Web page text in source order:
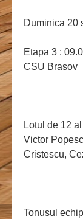
Duminica 20
Etapa 3 :
CSU Brasov
Lotul de 12
Victor
Cristescu,
Tonusul